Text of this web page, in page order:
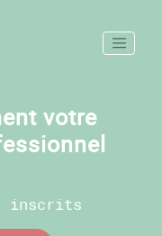
votre
inscrits